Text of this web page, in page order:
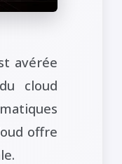
avérée
cloud
offre